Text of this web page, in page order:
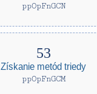
ppOpFnGCN
Získanie metód triedy
ppOpFnGCM